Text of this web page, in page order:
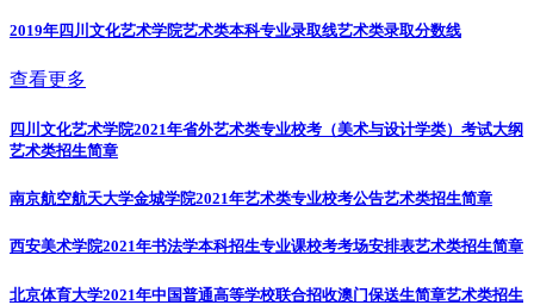
2019年四川文化艺术学院艺术类本科专业录取线艺术类录取分数线
查看更多
四川文化艺术学院2021年省外艺术类专业校考（美术与设计学类）考试大纲
艺术类招生简章
南京航空航天大学金城学院2021年艺术类专业校考公告艺术类招生简章
西安美术学院2021年书法学本科招生专业课校考考场安排表艺术类招生简章
北京体育大学2021年中国普通高等学校联合招收澳门保送生简章艺术类招生